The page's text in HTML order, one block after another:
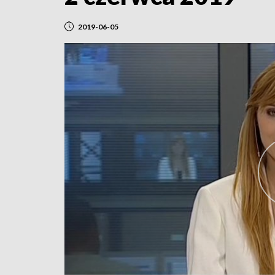
2019-06-05